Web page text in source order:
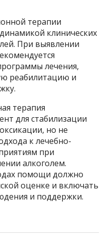
терапии
клинических
При выявлении
лечения,
реабилитацию и
терапия
для стабилизации
но не
к лечебно-
при
алкоголем.
помощи должно
оценке и включать
и поддержки.